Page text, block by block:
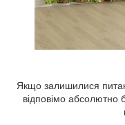
Якщо залишилися
відповімо абсолютно